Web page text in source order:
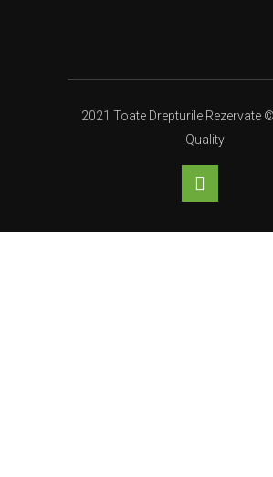
2021 Toate Drepturile Rezervate
Quality